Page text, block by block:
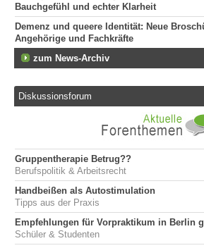
Bauchgefühl und echter Klarheit
Demenz und queere Identität: Neue
Angehörige und Fachkräfte
zum News-Archiv
Diskussionsforum
Gruppentherapie Betrug??
Berufspolitik & Arbeitsrecht
Handbeißen als Autostimulation
Tipps aus der Praxis
Empfehlungen für Vorpraktikum in Berlin
Schüler & Studenten